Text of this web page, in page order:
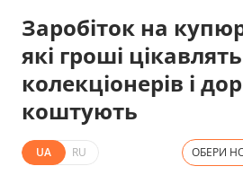
Заробіток на
які гроші цікавлять
колекціонерів і
коштують
UA RU ОБЕРИ